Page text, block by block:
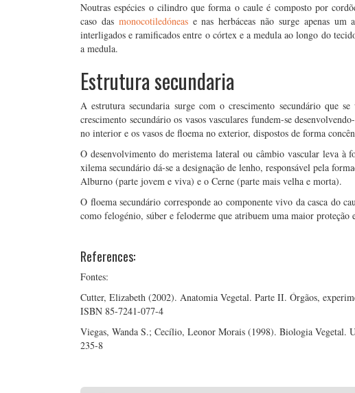
Noutras espécies o cilindro que forma o caule é composto por
caso das monocotiledóneas e nas herbáceas não surge apenas
interligados e ramificados entre o córtex e a medula ao longo do
a medula.
Estrutura secundaria
A estrutura secundaria surge com o crescimento secundário que
crescimento secundário os vasos vasculares fundem-se
no interior e os vasos de floema no exterior, dispostos de forma
O desenvolvimento do meristema lateral ou câmbio vascular leva à
xilema secundário dá-se a designação de lenho, responsável pela
Alburno (parte jovem e viva) e o Cerne (parte mais velha e morta).
O floema secundário corresponde ao componente vivo da casca do
como felogénio, súber e feloderme que atribuem uma maior proteção
References:
Fontes:
Cutter, Elizabeth (2002). Anatomia Vegetal. Parte II. Órgãos,
ISBN 85-7241-077-4
Viegas, Wanda S.; Cecílio, Leonor Morais (1998). Biologia Vegetal.
235-8